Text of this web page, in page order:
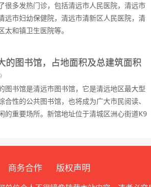
很多发热门诊，包括清远市人民医院，清远市
远市妇幼保健院，清远市清新区人民医院，清
太和镇卫生医院等。
的图书馆，占地面积及总建筑面积
图书馆是清远市图书馆，它是清远地区最大型
合性的公共图书馆，也将成为广大市民阅读、
的重要场所。新馆地址位于清城区洲心街道K9
商务合作 版权声明